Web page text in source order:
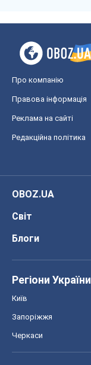
Про компанію
Правова інформація
Реклама на сайті
Редакційна політика
OBOZ.UA
Світ
Блоги
Регіони України
Київ
Запоріжжя
Черкаси